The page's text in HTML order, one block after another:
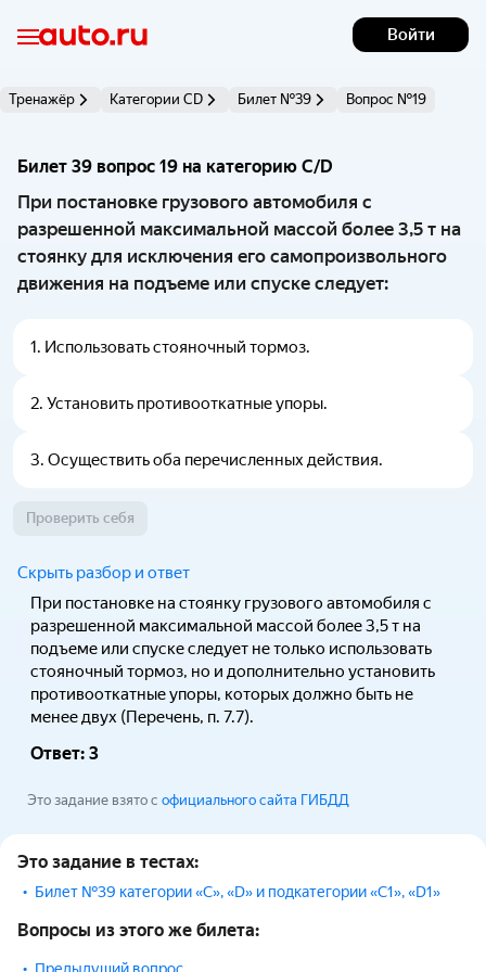
Войти
Тренажёр Категории CD Билет №39 Вопрос №19
Билет 39 вопрос 19 на категорию C/D
При постановке грузового автомобиля с
разрешенной максимальной массой более 3,5 т на
стоянку для исключения его самопроизвольного
движения на подъеме или спуске следует:
1. Использовать стояночный тормоз.
2. Установить противооткатные упоры.
3. Осуществить оба перечисленных действия.
Проверить себя
Скрыть разбор и ответ
При постановке на стоянку грузового автомобиля с
разрешенной максимальной массой более 3,5 т на
подъеме или спуске следует не только использовать
стояночный тормоз, но и дополнительно установить
противооткатные упоры, которых должно быть не
менее двух (Перечень, п. 7.7).
Ответ: 3
Это задание взято с официального сайта ГИБДД
Это задание в тестах:
Билет №39 категории «С», «D» и подкатегории «С1», «D1»
Вопросы из этого же билета: